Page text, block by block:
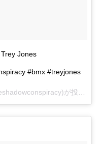
Jones
#bmx #treyjones
The Shadow Conspiracyさん(@theshadowconspiracy)が投稿した動画 –